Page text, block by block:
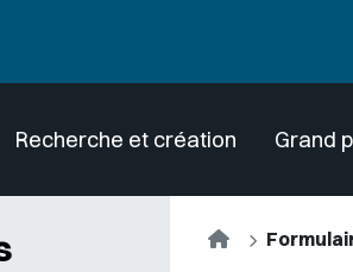
Recherche et création Grand
Accueil